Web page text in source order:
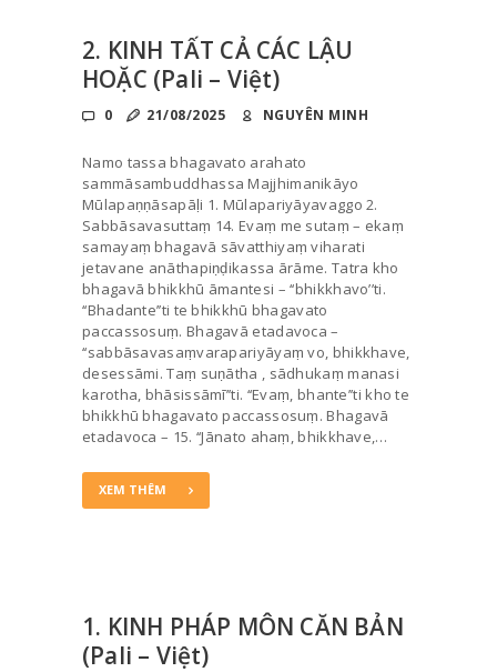
2. KINH TẤT CẢ CÁC LẬU
HOẶC (Pali – Việt)
0 21/08/2025 NGUYÊN MINH
Namo tassa bhagavato arahato
sammāsambuddhassa Majjhimanikāyo
Mūlapaṇṇāsapāḷi 1. Mūlapariyāyavaggo 2.
Sabbāsavasuttaṃ 14. Evaṃ me sutaṃ – ekaṃ
samayaṃ bhagavā sāvatthiyaṃ viharati
jetavane anāthapiṇḍikassa ārāme. Tatra kho
bhagavā bhikkhū āmantesi – ‘‘bhikkhavo’’ti.
‘‘Bhadante’’ti te bhikkhū bhagavato
paccassosuṃ. Bhagavā etadavoca –
‘‘sabbāsavasaṃvarapariyāyaṃ vo, bhikkhave,
desessāmi. Taṃ suṇātha , sādhukaṃ manasi
karotha, bhāsissāmī’’ti. ‘‘Evaṃ, bhante’’ti kho te
bhikkhū bhagavato paccassosuṃ. Bhagavā
etadavoca – 15. ‘‘Jānato ahaṃ, bhikkhave,…
XEM THÊM
1. KINH PHÁP MÔN CĂN BẢN
(Pali – Việt)